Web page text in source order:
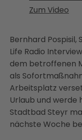
Zum Video
Bernhard
Life Radio
dem betroffenen
als
Arbeitsplatz
Urlaub und werde
Stadtbad Steyr
nächste Woche